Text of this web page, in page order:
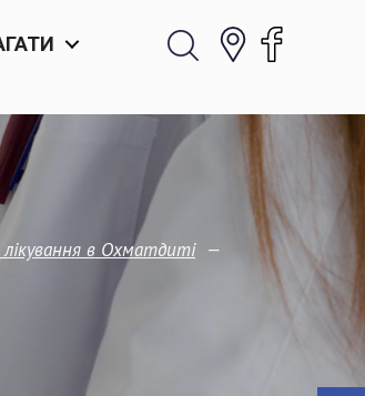
в Охматдиті —